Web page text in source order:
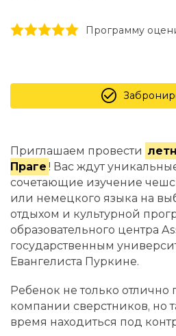
5 stars
4 stars
3 stars
2 stars
1 stars Программу
Приглашаем провести
Праге ! Вас ждут
сочетающие изучение
или немецкого языка на
отдыхом и культурной
образовательного центра
государственным
Евангелиста Пуркине.
Ребенок не только отлично
компании сверстников, но
время находиться под